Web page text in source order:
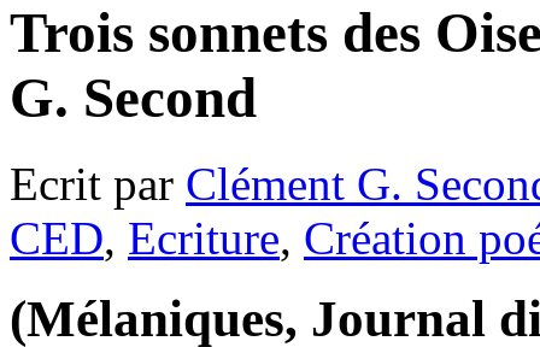
Trois sonnets des
G. Second
Ecrit par Clément G.
CED, Ecriture, Création
(Mélaniques, Journal